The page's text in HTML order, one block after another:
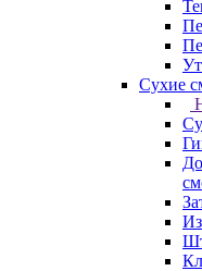
Сухие